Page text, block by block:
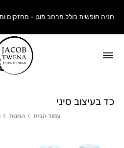
חניה חופשית כולל מרחב מוגן - מחזקים
כד בעיצוב סיני
עמוד הבית החנות